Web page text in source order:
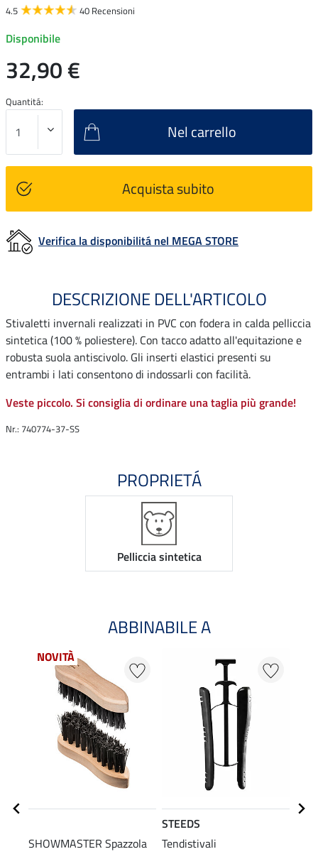
4.5 40 Recensioni
Disponibile
32,90 €
Quantitá:
Nel carrello
Acquista subito
Verifica la disponibilitá nel MEGA STORE
DESCRIZIONE DELL'ARTICOLO
Stivaletti invernali realizzati in PVC con fodera in calda pelliccia
sintetica (100 % poliestere). Con tacco adatto all'equitazione e
robusta suola antiscivolo. Gli inserti elastici presenti su
entrambi i lati consentono di indossarli con facilità.
Veste piccolo. Si consiglia di ordinare una taglia più grande!
Nr.: 740774-37-SS
PROPRIETÁ
Pelliccia sintetica
ABBINABILE A
NOVITÀ
SHOWMASTER Spazzola
STEEDS
Tendistivali